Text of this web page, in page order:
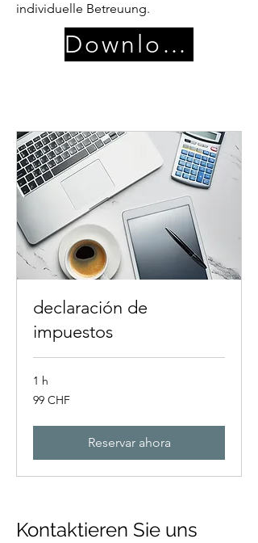
individuelle Betreuung.
Download
declaración de
impuestos
1 h
99
francos
99 CHF
Reservar ahora
Kontaktieren Sie uns